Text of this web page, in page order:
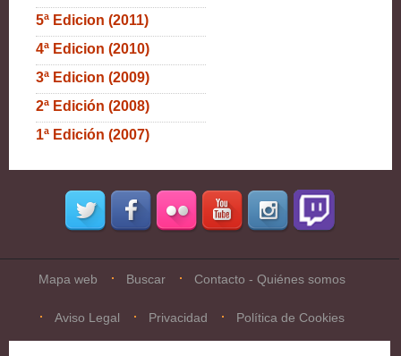
5ª Edicion (2011)
4ª Edicion (2010)
3ª Edicion (2009)
2ª Edición (2008)
1ª Edición (2007)
Mapa web Buscar Contacto - Quiénes somos
Aviso Legal Privacidad Política de Cookies